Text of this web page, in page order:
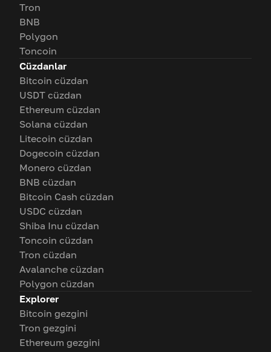
Tron
BNB
Polygon
Toncoin
Cüzdanlar
Bitcoin cüzdan
USDT cüzdan
Ethereum cüzdan
Solana cüzdan
Litecoin cüzdan
Dogecoin cüzdan
Monero cüzdan
BNB cüzdan
Bitcoin Cash cüzdan
USDC cüzdan
Shiba Inu cüzdan
Toncoin cüzdan
Tron cüzdan
Avalanche cüzdan
Polygon cüzdan
Explorer
Bitcoin gezgini
Tron gezgini
Ethereum gezgini